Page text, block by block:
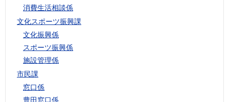
消費生活相談係
文化スポーツ振興課
文化振興係
スポーツ振興係
施設管理係
市民課
窓口係
豊田窓口係